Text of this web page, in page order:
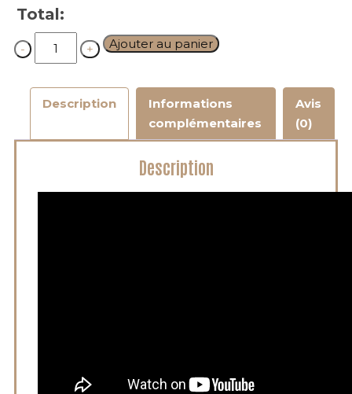
Total:
Quantity Ajouter au panier
Description
Informations
complémentaires
Avis
(0)
Description